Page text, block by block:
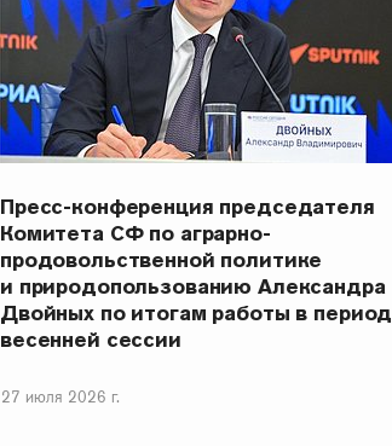
Пресс-конференция председателя
Комитета СФ по аграрно-
продовольственной политике
и природопользованию Александра
Двойных по итогам работы в период
весенней сессии
27 июля 2026 г.